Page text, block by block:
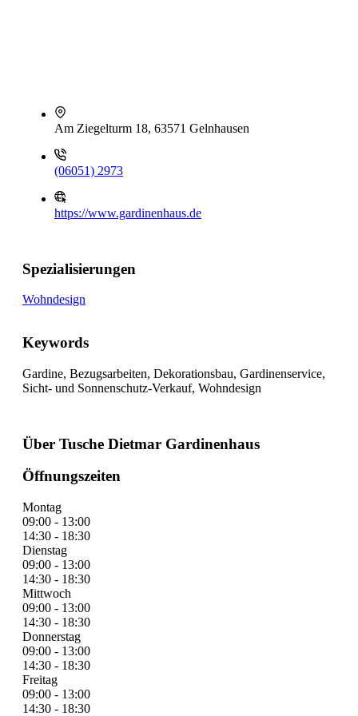
Am Ziegelturm 18, 63571 Gelnhausen
(06051) 2973
https://www.gardinenhaus.de
Spezialisierungen
Wohndesign
Keywords
Gardine, Bezugsarbeiten, Dekorationsbau, Gardinenservice,
Sicht- und Sonnenschutz-Verkauf, Wohndesign
Über Tusche Dietmar Gardinenhaus
Öffnungszeiten
Montag
09:00 - 13:00
14:30 - 18:30
Dienstag
09:00 - 13:00
14:30 - 18:30
Mittwoch
09:00 - 13:00
14:30 - 18:30
Donnerstag
09:00 - 13:00
14:30 - 18:30
Freitag
09:00 - 13:00
14:30 - 18:30